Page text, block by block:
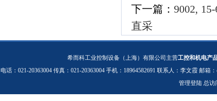
下一篇： 9002,
直采
希而科工业控制设备（上海）有限公司主营工控和机电产
电话：021-20363004 传真：021-20363004 手机：18964582691 联系人：李文霞 邮箱：
管理登陆 总访